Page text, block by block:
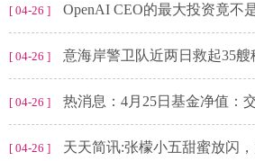
[ 04-26 ] OpenAI CEO的最大投资竟不是人工智能？而
[ 04-26 ] 意海岸警卫队近两日救起35艘移民船
[ 04-26 ] 热消息：4月25日基金净值：交银成长动力一年持
[ 04-26 ] 天天简讯:张檬小五甜蜜放闪，大跳情侣舞，秀恩爱视